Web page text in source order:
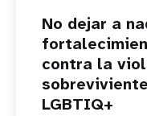
No dejar a
contra la
LGBTIQ+